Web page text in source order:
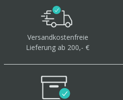
Versandkostenfreie
Lieferung ab 200,- €